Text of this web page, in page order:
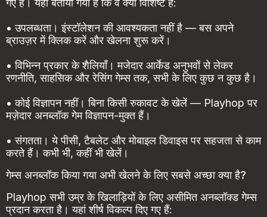
गए हैं। यहां बताया गया है कि वे क्या विशिष्ट हैं:
• उपलब्धता। इंस्टॉलेशन की आवश्यकता नहीं है — बस अपने
ब्राउज़र में क्लिक करें और खेलना शुरू करें।
• विभिन्न प्रकार के शैलियाँ। मजेदार आर्केड अनुभवों से लेकर
रणनीति, साहसिक और रेसिंग गेम्स तक, सभी के लिए कुछ न कुछ है।
• कोई विज्ञापन नहीं। बिना किसी रुकावट के खेलें — Playhop पर
मज़ेदार अनब्लॉक गेम विज्ञापन-मुक्त हैं।
• संगतता। ये पीसी, टैबलेट और मोबाइल डिवाइस पर सहजता से काम
करते हैं। कभी भी, कहीं भी खेलें।
गेम्स अनब्लॉक किया गया अभी खेलने के लिए सबसे अच्छा क्या है?
Playhop सभी उम्र के खिलाड़ियों के लिए असीमित अनब्लॉक्ड गेम्स
प्रदान करता है। यहां शीर्ष विकल्प दिए गए हैं: